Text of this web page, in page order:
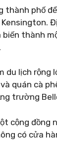
thành phố
thành
du lịch
quán cà
trường
cộng
có cửa